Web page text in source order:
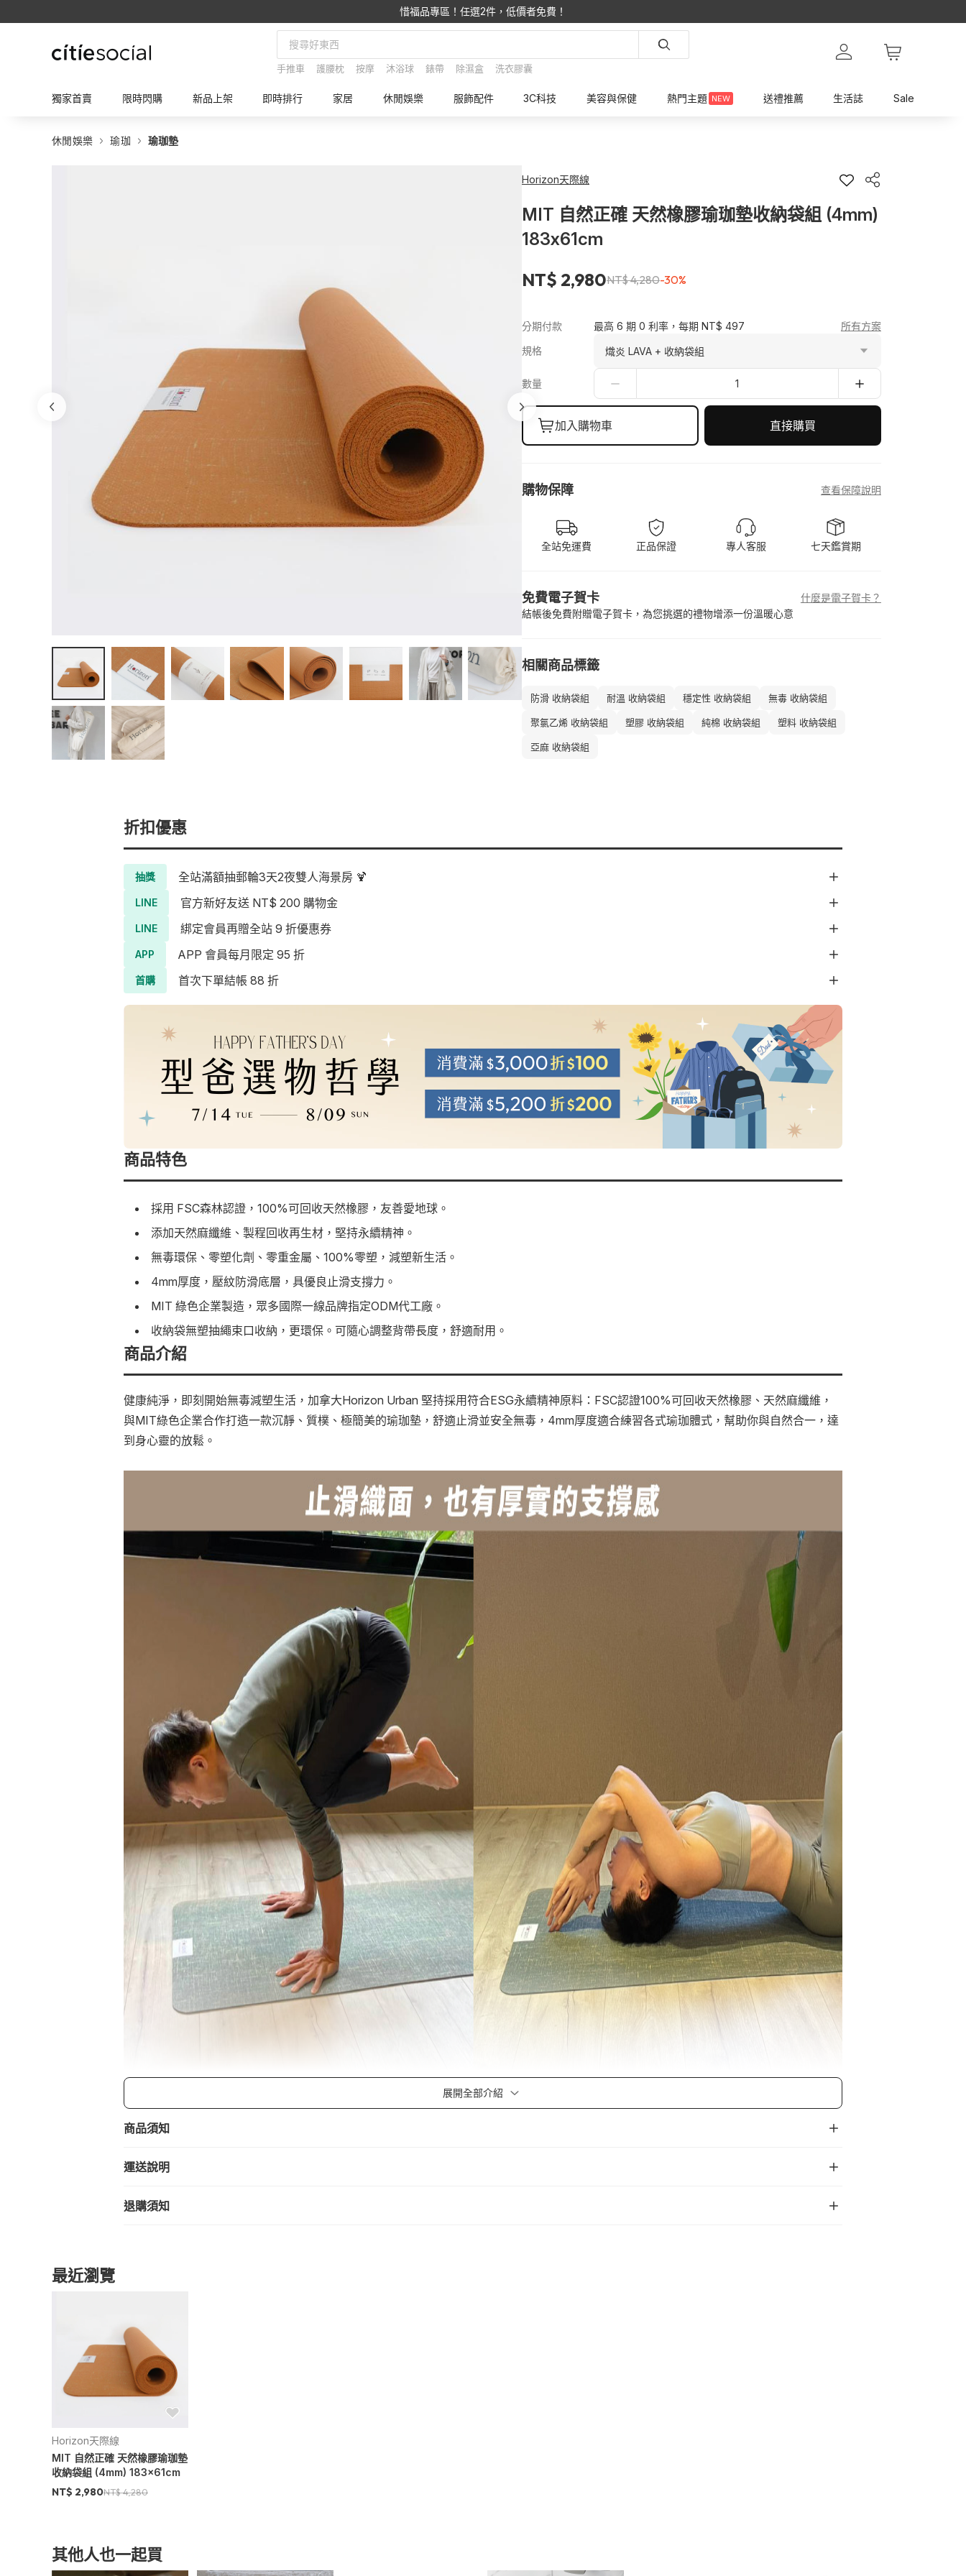
惜福品專區！任選2件，低價者免費！
手推車 護腰枕 按摩 沐浴球 錶帶 除濕盒 洗衣膠囊
獨家首賣 限時閃購 新品上架 即時排行 家居 休閒娛樂 服飾配件 3C科技 美容與保健 熱門主題 NEW 送禮推薦 生活誌 Sale
休閒娛樂 瑜珈 瑜珈墊
Horizon天際線
MIT 自然正確 天然橡膠瑜珈墊收納袋組 (4mm)
183x61cm
NT$ 2,980NT$ 4,280-30%
分期付款 最高 6 期 0 利率，每期 NT$ 497
所有方案
規格
數量 1
加入購物車 直接購買
購物保障 查看保障說明
全站免運費 正品保證 專人客服 七天鑑賞期
免費電子賀卡
什麼是電子賀卡？
結帳後免費附贈電子賀卡，為您挑選的禮物增添一份溫暖心意
相關商品標籤
防滑 收納袋組 耐溫 收納袋組 穩定性 收納袋組 無毒 收納袋組
聚氯乙烯 收納袋組 塑膠 收納袋組 純棉 收納袋組 塑料 收納袋組
亞麻 收納袋組
折扣優惠
抽獎 全站滿額抽郵輪3天2夜雙人海景房 🍹
LINE 官方新好友送 NT$ 200 購物金
LINE 綁定會員再贈全站 9 折優惠券
APP APP 會員每月限定 95 折
首購 首次下單結帳 88 折
商品特色
採用 FSC森林認證，100%可回收天然橡膠，友善愛地球。
添加天然麻纖維、製程回收再生材，堅持永續精神。
無毒環保、零塑化劑、零重金屬、100%零塑，減塑新生活。
4mm厚度，壓紋防滑底層，具優良止滑支撐力。
MIT 綠色企業製造，眾多國際一線品牌指定ODM代工廠。
收納袋無塑抽繩束口收納，更環保。可隨心調整背帶長度，舒適耐用。
商品介紹
展開全部介紹
健康純淨，即刻開始無毒減塑生活，加拿大Horizon Urban 堅持採用符合ESG永續精神原料：FSC認證100%可回收天然橡膠、天然麻纖維，
與MIT綠色企業合作打造一款沉靜、質樸、極簡美的瑜珈墊，舒適止滑並安全無毒，4mm厚度適合練習各式瑜珈體式，幫助你與自然合一，達
到身心靈的放鬆。
商品須知
運送說明
退購須知
最近瀏覽
Horizon天際線
MIT 自然正確 天然橡膠瑜珈墊
收納袋組 (4mm) 183x61cm
NT$ 2,980NT$ 4,280
其他人也一起買